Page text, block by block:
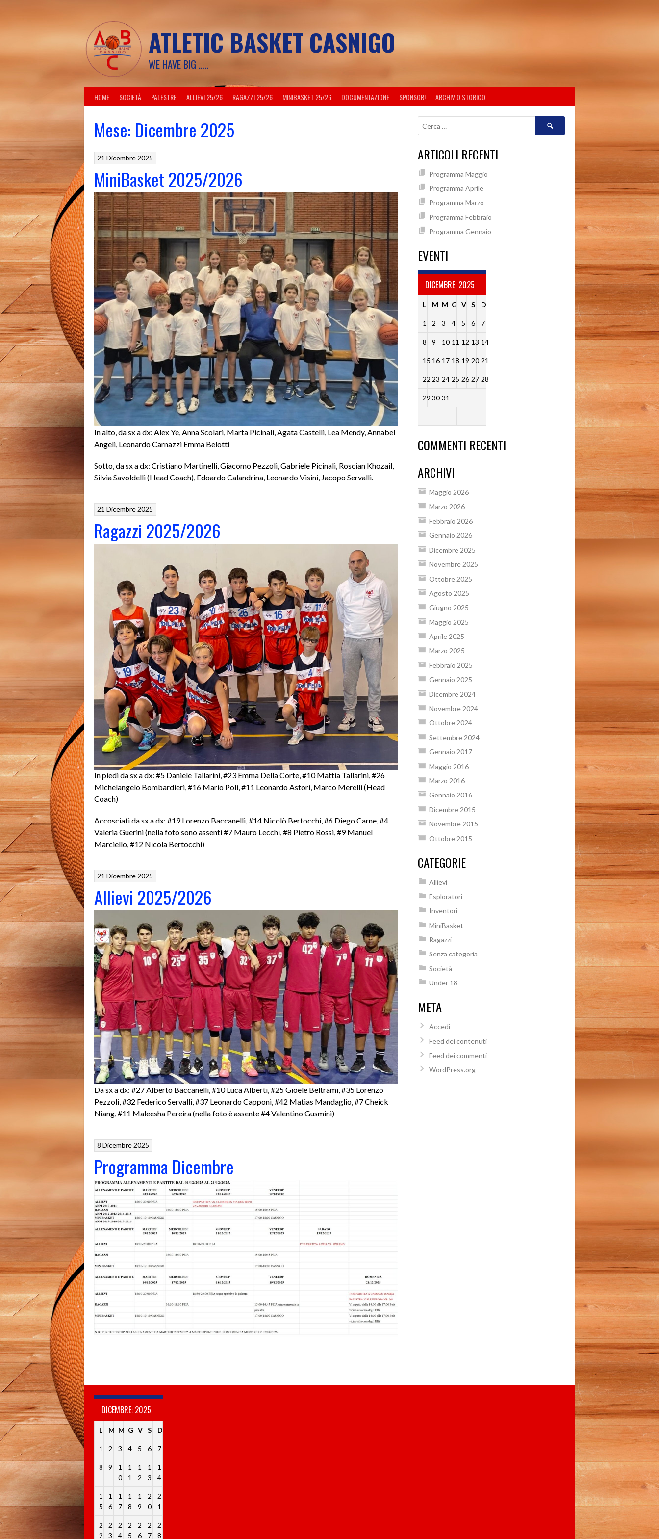
ATLETIC BASKET CASNIGO
WE HAVE BIG …..
HOME SOCIETÀ PALESTRE ALLIEVI 25/26 RAGAZZI 25/26 MINIBASKET 25/26 DOCUMENTAZIONE SPONSOR! ARCHIVIO STORICO
Mese: Dicembre 2025
21 Dicembre 2025
MiniBasket 2025/2026
In alto, da sx a dx: Alex Ye, Anna Scolari, Marta Picinali, Agata Castelli, Lea Mendy, Annabel
Angeli, Leonardo Carnazzi Emma Belotti
Sotto, da sx a dx: Cristiano Martinelli, Giacomo Pezzoli, Gabriele Picinali, Roscian Khozail,
Silvia Savoldelli (Head Coach), Edoardo Calandrina, Leonardo Visini, Jacopo Servalli.
21 Dicembre 2025
Ragazzi 2025/2026
In piedi da sx a dx: #5 Daniele Tallarini, #23 Emma Della Corte, #10 Mattia Tallarini, #26
Michelangelo Bombardieri, #16 Mario Poli, #11 Leonardo Astori, Marco Merelli (Head
Coach)
Accosciati da sx a dx: #19 Lorenzo Baccanelli, #14 Nicolò Bertocchi, #6 Diego Carne, #4
Valeria Guerini (nella foto sono assenti #7 Mauro Lecchi, #8 Pietro Rossi, #9 Manuel
Marciello, #12 Nicola Bertocchi)
21 Dicembre 2025
Allievi 2025/2026
Da sx a dx: #27 Alberto Baccanelli, #10 Luca Alberti, #25 Gioele Beltrami, #35 Lorenzo
Pezzoli, #32 Federico Servalli, #37 Leonardo Capponi, #42 Matias Mandaglio, #7 Cheick
Niang, #11 Maleesha Pereira (nella foto è assente #4 Valentino Gusmini)
8 Dicembre 2025
Programma Dicembre
Ricerca
ARTICOLI RECENTI
Programma Maggio
Programma Aprile
Programma Marzo
Programma Febbraio
Programma Gennaio
EVENTI
DICEMBRE: 2025
L M M G V S D
1 2 3 4 5 6 7
8 9 10 11 12 13 14
15 16 17 18 19 20 21
22 23 24 25 26 27 28
29 30 31
COMMENTI RECENTI
ARCHIVI
Maggio 2026
Marzo 2026
Febbraio 2026
Gennaio 2026
Dicembre 2025
Novembre 2025
Ottobre 2025
Agosto 2025
Giugno 2025
Maggio 2025
Aprile 2025
Marzo 2025
Febbraio 2025
Gennaio 2025
Dicembre 2024
Novembre 2024
Ottobre 2024
Settembre 2024
Gennaio 2017
Maggio 2016
Marzo 2016
Gennaio 2016
Dicembre 2015
Novembre 2015
Ottobre 2015
CATEGORIE
Allievi
Esploratori
Inventori
MiniBasket
Ragazzi
Senza categoria
Società
Under 18
META
Accedi
Feed dei contenuti
Feed dei commenti
WordPress.org
DICEMBRE: 2025
L M M G V S D
1 2 3 4 5 6 7
8 9
1
0
1
1
1
2
1
3
1
4
1
5
1
6
1
7
1
8
1
9
2
0
2
1
2
2
2
3
2
4
2
5
2
6
2
7
2
8